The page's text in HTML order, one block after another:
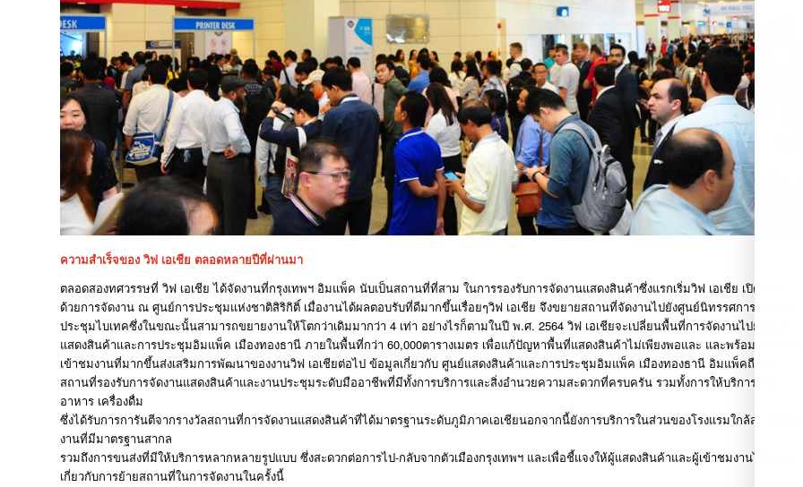
ความสำเร็จของ วิฟ เอเชีย ตลอดหลายปีที่ผ่านมา
ตลอดสองทศวรรษที่ วิฟ เอเชีย ได้จัดงานที่กรุงเทพฯ อิมแพ็ค นับเป็นสถานที่ที่สาม ในการรองรับการจัดงานแสดงสินค้าซึ่งแรกเริ่มวิฟ เอเชีย เปิดตัวงาน
ด้วยการจัดงาน ณ ศูนย์การประชุมแห่งชาติสิริกิติ์ เมื่องานได้ผลตอบรับที่ดีมากขึ้นเรื่อยๆวิฟ เอเชีย จึงขยายสถานที่จัดงานไปยังศูนย์นิทรรศการและการ
ประชุมไบเทคซึ่งในขณะนั้นสามารถขยายงานให้โตกว่าเดิมมากว่า 4 เท่า อย่างไรก็ตามในปี พ.ศ. 2564 วิฟ เอเชียจะเปลี่ยนพื้นที่การจัดงานไปยังศูนย์
แสดงสินค้าและการประชุมอิมแพ็ค เมืองทองธานี ภายในพื้นที่กว่า 60,000ตารางเมตร เพื่อแก้ปัญหาพื้นที่แสดงสินค้าไม่เพียงพอและ และพร้อมต้อนรับผู้
เข้าชมงานที่มากขึ้นส่งเสริมการพัฒนาของงานวิฟ เอเชียต่อไป ข้อมูลเกี่ยวกับ ศูนย์แสดงสินค้าและการประชุมอิมแพ็ค เมืองทองธานี อิมแพ็คถือเป็น
สถานที่รองรับการจัดงานแสดงสินค้าและงานประชุมระดับมืออาชีพที่มีทั้งการบริการและสิ่งอำนวยความสะดวกที่ครบครัน รวมทั้งการให้บริการด้าน
อาหาร เครื่องดื่ม
ซึ่งได้รับการการันตีจากรางวัลสถานที่การจัดงานแสดงสินค้าที่ได้มาตรฐานระดับภูมิภาคเอเชียนอกจากนี้ยังการบริการในส่วนของโรงแรมใกล้สถานที่จัด
งานที่มีมาตรฐานสากล
รวมถึงการขนส่งที่มีให้บริการหลากหลายรูปแบบ ซึ่งสะดวกต่อการไป-กลับจากตัวเมืองกรุงเทพฯ และเพื่อชี้แจงให้ผู้แสดงสินค้าและผู้เข้าชมงานได้ทราบ
เกี่ยวกับการย้ายสถานที่ในการจัดงานในครั้งนี้